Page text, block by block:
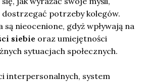
dostrzegać potrzeby kolegów.
są nieocenione, gdyż wpływają na
siebie oraz umiejętności
sytuacjach społecznych.
interpersonalnych, system